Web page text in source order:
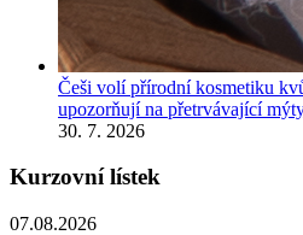
Češi volí přírodní kosmetiku
upozorňují na přetrvávající
30. 7. 2026
Kurzovní lístek
07.08.2026